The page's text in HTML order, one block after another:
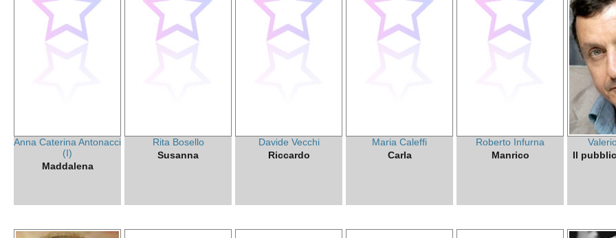
Anna Caterina Antonacci
(I)
Maddalena
Rita Bosello
Susanna
Davide Vecchi
Riccardo
Maria Caleffi
Carla
Roberto Infurna
Manrico
Il